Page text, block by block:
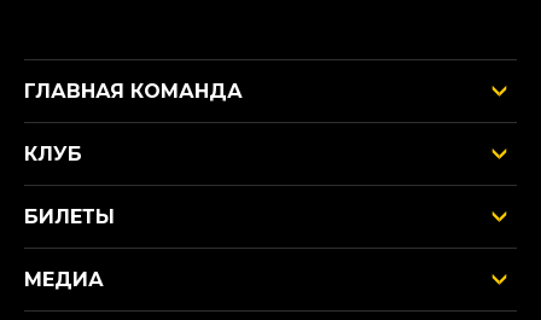
ГЛАВНАЯ КОМАНДА
КЛУБ
БИЛЕТЫ
МЕДИА